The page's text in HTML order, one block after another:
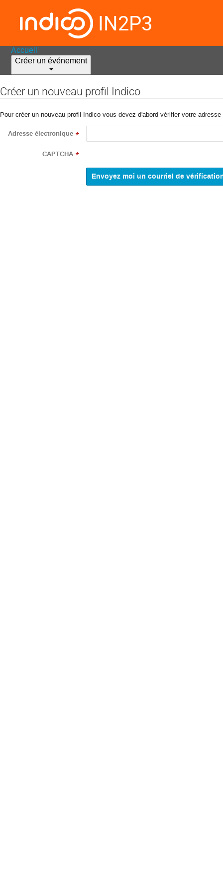
IN2P3
Accueil
Créer un événement
Créer un nouveau profil Indico
Pour créer un nouveau profil Indico vous devez d'abord vérifier votre
Adresse électronique *
CAPTCHA *